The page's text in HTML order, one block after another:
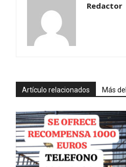
Redactor
Artículo relacionados Más